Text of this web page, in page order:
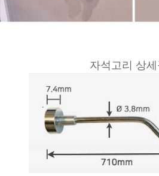
자석고리 상세